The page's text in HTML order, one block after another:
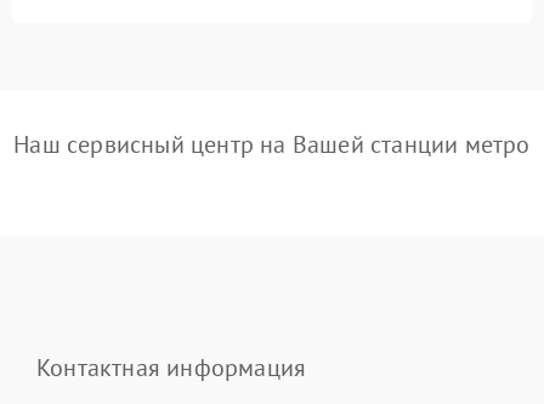
Наш сервисный центр на Вашей станции метро
Контактная информация